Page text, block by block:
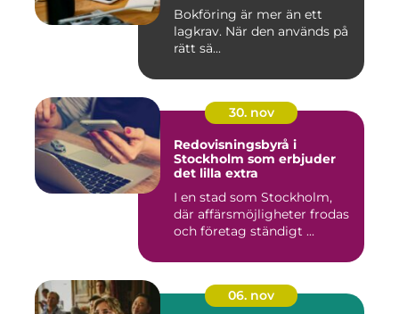
Bokföring är mer än ett
lagkrav. När den används på
rätt sä...
30. nov
Redovisningsbyrå i
Stockholm som erbjuder
det lilla extra
I en stad som Stockholm,
där affärsmöjligheter frodas
och företag ständigt ...
06. nov